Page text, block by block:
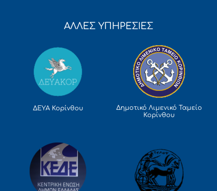
ΑΛΛΕΣ ΥΠΗΡΕΣΙΕΣ
ΔΕΥΑ Κορίνθου
Δημοτικό Λιμενικό Ταμείο
Κορίνθου